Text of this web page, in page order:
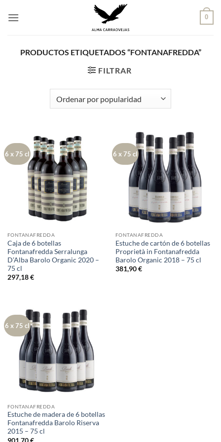
0
PRODUCTOS ETIQUETADOS “FONTANAFREDDA”
FILTRAR
6 x 75 cl
FONTANAFREDDA
Caja de 6 botellas
Fontanafredda Serralunga
D’Alba Barolo Organic 2020 –
75 cl
297,18€
6 x 75 cl
FONTANAFREDDA
Estuche de cartón de 6 botellas
Proprietà in Fontanafredda
Barolo Organic 2018 – 75 cl
381,90€
6 x 75 cl
FONTANAFREDDA
Estuche de madera de 6 botellas
Fontanafredda Barolo Riserva
2015 – 75 cl
901,70€